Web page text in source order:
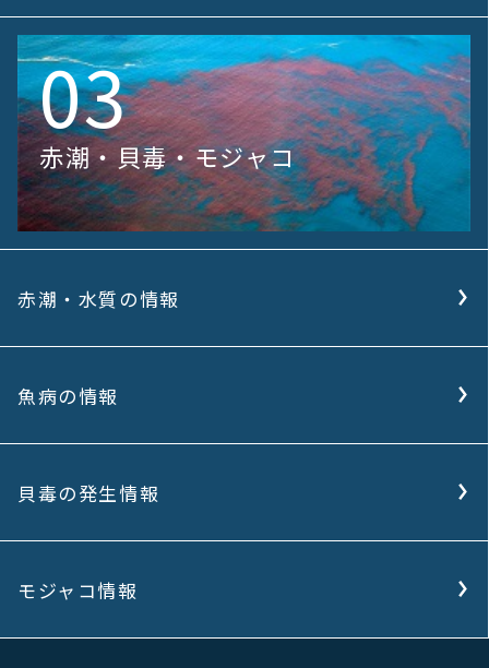
03
赤潮・貝毒・モジャコ
赤潮・水質の情報
魚病の情報
貝毒の発生情報
モジャコ情報